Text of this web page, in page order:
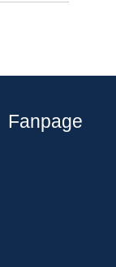
Fanpage